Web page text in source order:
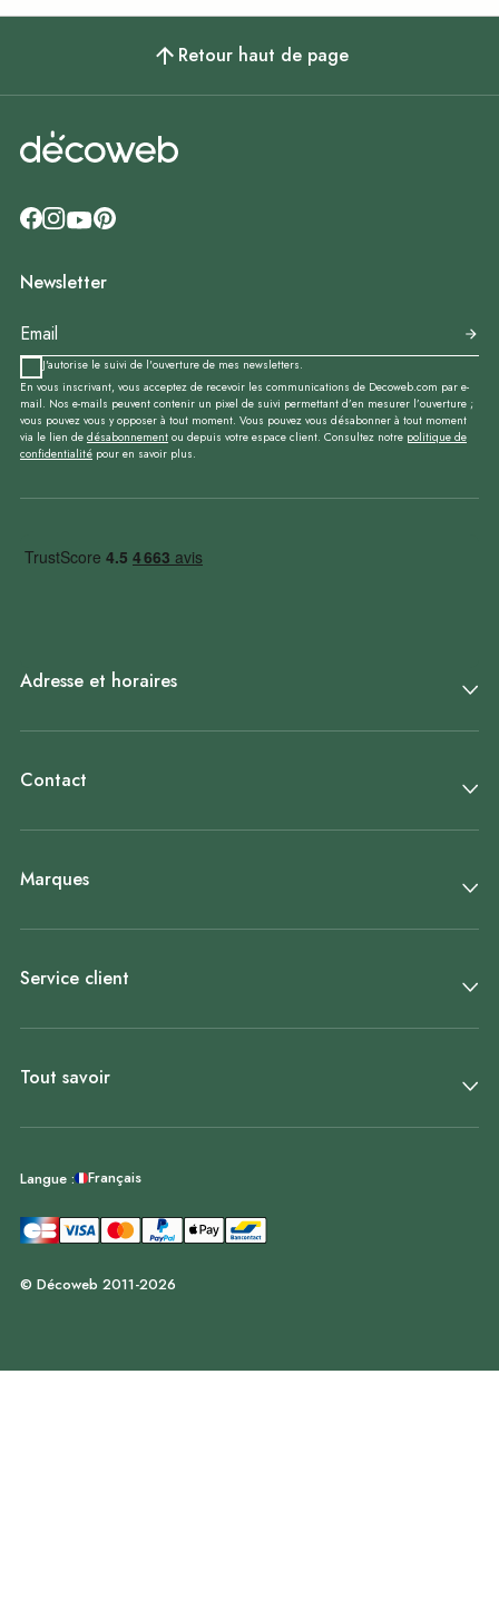
Retour haut de page
Newsletter
J'autorise le suivi de l'ouverture de mes newsletters.
En vous inscrivant, vous acceptez de recevoir les communications de Decoweb.com par e-
mail. Nos e-mails peuvent contenir un pixel de suivi permettant d’en mesurer l’ouverture ;
vous pouvez vous y opposer à tout moment. Vous pouvez vous désabonner à tout moment
via le lien de désabonnement ou depuis votre espace client. Consultez notre politique de
confidentialité pour en savoir plus.
Adresse et horaires
Contact
Marques
Service client
Tout savoir
Langue : Français
© Décoweb 2011-2026